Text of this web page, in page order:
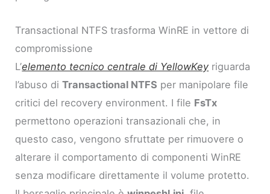
Transactional NTFS trasforma WinRE in vettore di
compromissione
L’elemento tecnico centrale di YellowKey riguarda
l’abuso diTransactional NTFS per manipolare file
critici del recovery environment. I file FsTx
permettono operazioni transazionali che, in
questo caso, vengono sfruttate per rimuovere o
alterare il comportamento di componenti WinRE
senza modificare direttamente il volume protetto.